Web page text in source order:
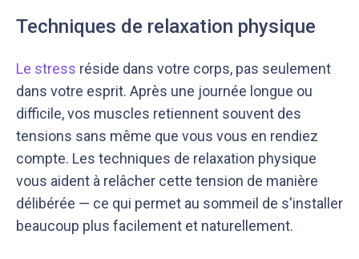
Techniques de relaxation physique
Le stress réside dans votre corps, pas seulement
dans votre esprit. Après une journée longue ou
difficile, vos muscles retiennent souvent des
tensions sans même que vous vous en rendiez
compte. Les techniques de relaxation physique
vous aident à relâcher cette tension de manière
délibérée — ce qui permet au sommeil de s'installer
beaucoup plus facilement et naturellement.